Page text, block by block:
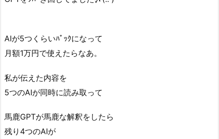
AIが5つくらいﾊﾟｯｸになって
月額1万円で使えたらなあ。
私が伝えた内容を
5つのAIが同時に読み取って
馬鹿GPTが馬鹿な解釈をしたら
残り4つのAIが